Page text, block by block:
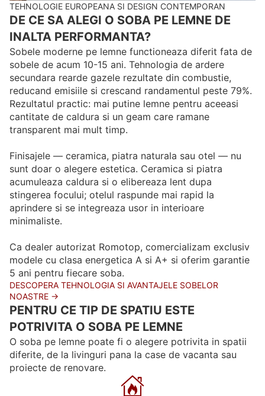
TEHNOLOGIE EUROPEANA SI DESIGN CONTEMPORAN
DE CE SA ALEGI O SOBA PE LEMNE DE
INALTA PERFORMANTA?
Sobele moderne pe lemne functioneaza diferit fata de
sobele de acum 10-15 ani. Tehnologia de ardere
secundara rearde gazele rezultate din combustie,
reducand emisiile si crescand randamentul peste 79%.
Rezultatul practic: mai putine lemne pentru aceeasi
cantitate de caldura si un geam care ramane
transparent mai mult timp.
Finisajele — ceramica, piatra naturala sau otel — nu
sunt doar o alegere estetica. Ceramica si piatra
acumuleaza caldura si o elibereaza lent dupa
stingerea focului; otelul raspunde mai rapid la
aprindere si se integreaza usor in interioare
minimaliste.
Ca dealer autorizat Romotop, comercializam exclusiv
modele cu clasa energetica A si A+ si oferim garantie
5 ani pentru fiecare soba.
DESCOPERA TEHNOLOGIA SI AVANTAJELE SOBELOR
NOASTRE →
PENTRU CE TIP DE SPATIU ESTE
POTRIVITA O SOBA PE LEMNE
O soba pe lemne poate fi o alegere potrivita in spatii
diferite, de la livinguri pana la case de vacanta sau
proiecte de renovare.